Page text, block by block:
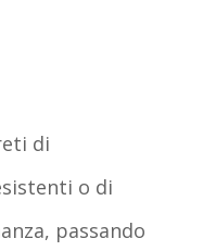
di
o di
passando